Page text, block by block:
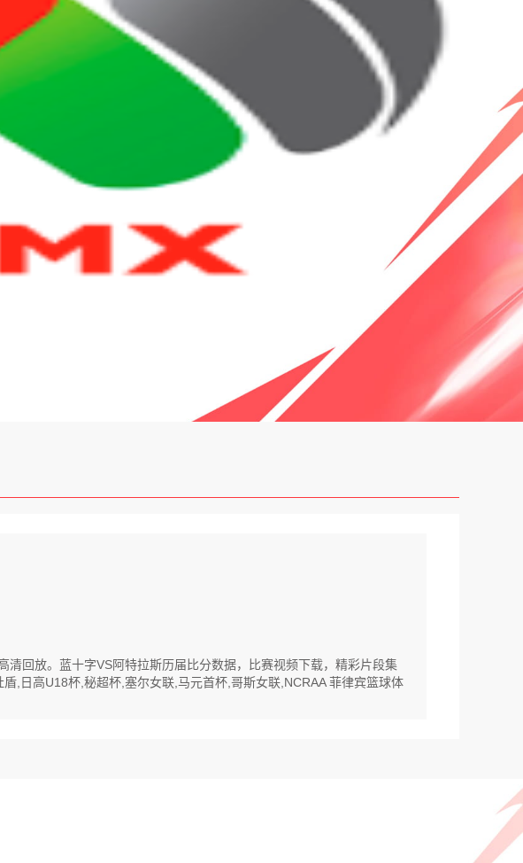
回放。蓝十字VS阿特拉斯历届比分数据，比赛视频下载，精彩片段集
,日高U18杯,秘超杯,塞尔女联,马元首杯,哥斯女联,NCRAA 菲律宾篮球体